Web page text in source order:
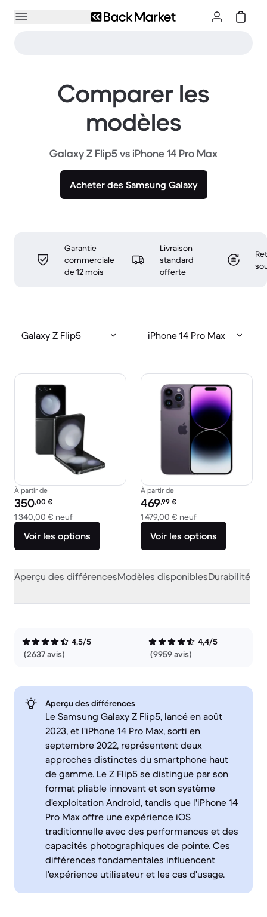
Comparer les
modèles
Galaxy Z Flip5 vs iPhone 14 Pro Max
Acheter des Samsung Galaxy
Garantie
commerciale
de 12 mois
Livraison
standard
offerte
Galaxy Z Flip5 iPhone 14 Pro Max
À partir de
Prix reconditionné :
350,00 €
1 340,00 € neufcontre 1 340,00 € neuf
Voir les options
À partir de
Prix reconditionné :
469,99 €
1 479,00 € neufcontre 1 479,00 €
Voir les options
Aperçu des différencesModèles disponiblesDurabilité
4,5/5
(2637 avis)
4,4/5
(9959 avis)
Aperçu des différences
Le Samsung Galaxy Z Flip5, lancé en août
2023, et l'iPhone 14 Pro Max, sorti en
septembre 2022, représentent deux
approches distinctes du smartphone haut
de gamme. Le Z Flip5 se distingue par son
format pliable innovant et son système
d'exploitation Android, tandis que l'iPhone 14
Pro Max offre une expérience iOS
traditionnelle avec des performances et des
capacités photographiques de pointe. Ces
différences fondamentales influencent
l'expérience utilisateur et les cas d'usage.